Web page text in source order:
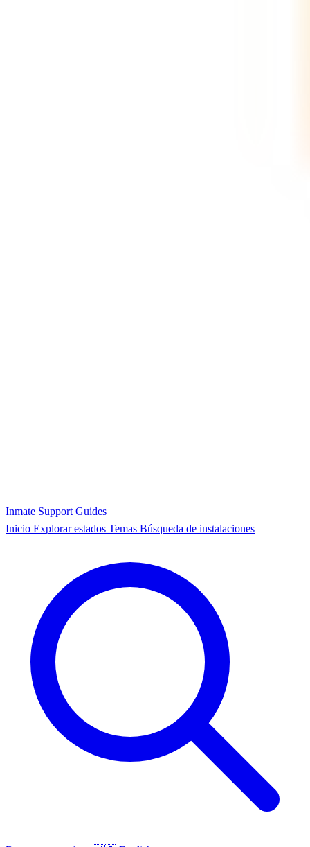
Inmate Support Guides
Inicio Explorar estados Temas Búsqueda de instalaciones